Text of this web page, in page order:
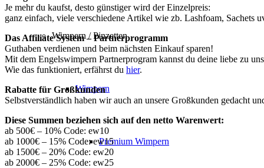
Wimpern / Pinzetten
Wimpern
Premium Wimpern
Je mehr du kaufst, desto günstiger wird der Einzelpreis:
ganz einfach, viele verschiedene Artikel wie zb. Lashfoam, Sachets
Das Affiliate System – Partnerprogramm
Guthaben verdienen und beim nächsten Einkauf sparen!
Mit dem Engelswimpern Partnerprogram kannst du deine liebe zu
Wie das funktioniert, erfährst du hier.
Rabatte für Großkunden
Selbstverständlich haben wir auch an unsere Großkunden gedacht
Diese Summen beziehen sich auf den netto Warenwert:
ab 500€ – 10% Code: ew10
ab 1000€ – 15% Code: ew15
ab 1500€ – 20% Code: ew20
ab 2000€ – 25% Code: ew25